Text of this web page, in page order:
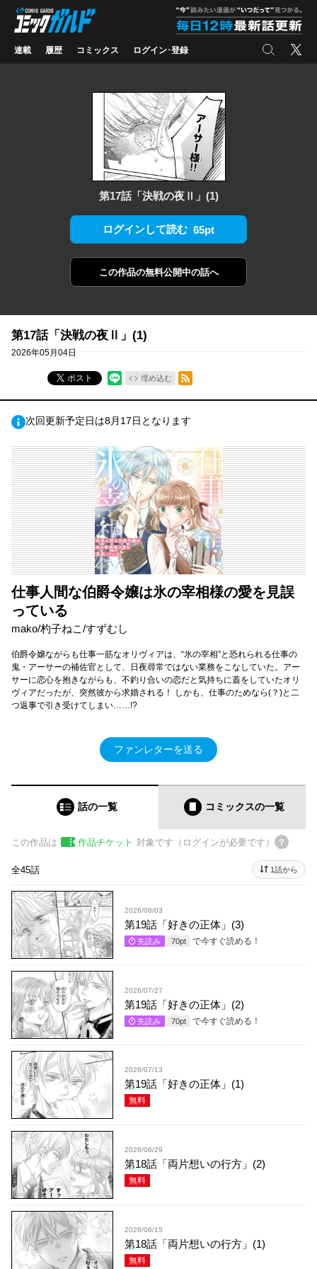
コミックガルド
連載 履歴 コミックス ログイン･登録 検索 X
第17話「決戦の夜Ⅱ」(1)
ログインして読む 65pt
この作品の無料公開中の話へ
第17話「決戦の夜Ⅱ」(1)
2026年05月04日
ポスト 埋め込む
RSSフィード
次回更新予定日は8月17日となります
仕事人間な伯爵令嬢は氷の宰相様の愛を見誤
っている
mako/杓子ねこ/すずむし
伯爵令嬢ながらも仕事一筋なオリヴィアは、“氷の宰相”と恐れられる仕事の
鬼・アーサーの補佐官として、日夜尋常ではない業務をこなしていた。アー
サーに恋心を抱きながらも、不釣り合いの恋だと気持ちに蓋をしていたオリ
ヴィアだったが、突然彼から求婚される！ しかも、仕事のためなら(？)と二
つ返事で引き受けてしまい……!?
ファンレターを送る
話の一覧 コミックスの一覧
この作品は 作品チケット 対象です（ログインが必要です）
全45話 1話から
2026/08/03
第19話「好きの正体」(3)
先読み 70pt で今すぐ読める！
2026/07/27
第19話「好きの正体」(2)
先読み 70pt で今すぐ読める！
2026/07/13
第19話「好きの正体」(1)
無料
2026/06/29
第18話「両片想いの行方」(2)
無料
2026/06/15
第18話「両片想いの行方」(1)
無料